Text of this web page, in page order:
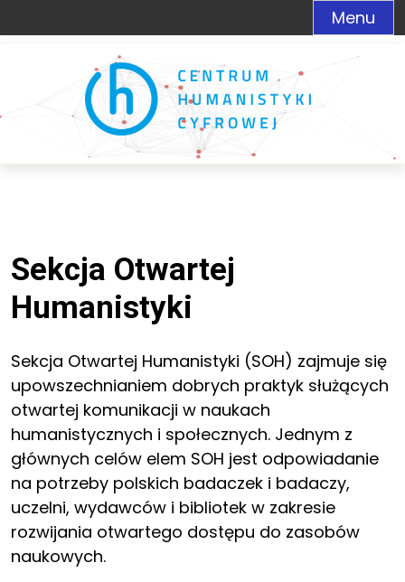
Menu
Sekcja Otwartej
Humanistyki
Sekcja Otwartej Humanistyki (SOH) zajmuje się
upowszechnianiem dobrych praktyk służących
otwartej komunikacji w naukach
humanistycznych i społecznych. Jednym z
głównych celów elem SOH jest odpowiadanie
na potrzeby polskich badaczek i badaczy,
uczelni, wydawców i bibliotek w zakresie
rozwijania otwartego dostępu do zasobów
naukowych.